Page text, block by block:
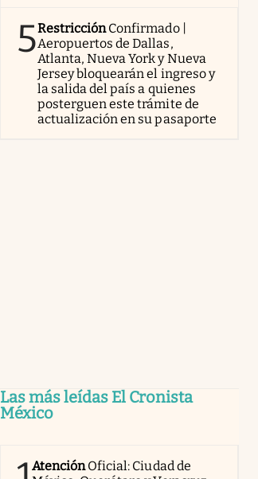
5RestricciónConfirmado |
Aeropuertos de Dallas,
Atlanta, Nueva York y Nueva
Jersey bloquearán el ingreso y
la salida del país a quienes
posterguen este trámite de
actualización en su pasaporte
Las más leídas El Cronista
México
AtenciónOficial: Ciudad de